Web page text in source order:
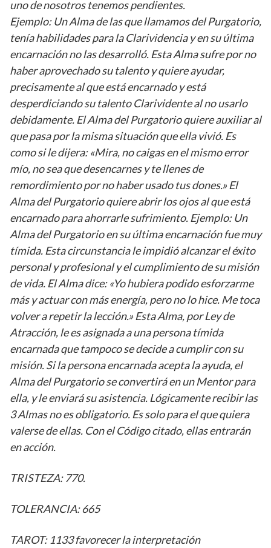
uno de nosotros tenemos pendientes.
Ejemplo: Un Alma de las que llamamos del Purgatorio,
tenía habilidades para la Clarividencia y en su última
encarnación no las desarrolló. Esta Alma sufre por no
haber aprovechado su talento y quiere ayudar,
precisamente al que está encarnado y está
desperdiciando su talento Clarividente al no usarlo
debidamente. El Alma del Purgatorio quiere auxiliar al
que pasa por la misma situación que ella vivió. Es
como si le dijera: «Mira, no caigas en el mismo error
mío, no sea que desencarnes y te llenes de
remordimiento por no haber usado tus dones.» El
Alma del Purgatorio quiere abrir los ojos al que está
encarnado para ahorrarle sufrimiento. Ejemplo: Un
Alma del Purgatorio en su última encarnación fue muy
tímida. Esta circunstancia le impidió alcanzar el éxito
personal y profesional y el cumplimiento de su misión
de vida. El Alma dice: «Yo hubiera podido esforzarme
más y actuar con más energía, pero no lo hice. Me toca
volver a repetir la lección.» Esta Alma, por Ley de
Atracción, le es asignada a una persona tímida
encarnada que tampoco se decide a cumplir con su
misión. Si la persona encarnada acepta la ayuda, el
Alma del Purgatorio se convertirá en un Mentor para
ella, y le enviará su asistencia. Lógicamente recibir las
3 Almas no es obligatorio. Es solo para el que quiera
valerse de ellas. Con el Código citado, ellas entrarán
en acción.
TRISTEZA: 770.
TOLERANCIA: 665
TAROT: 1133 favorecer la interpretación